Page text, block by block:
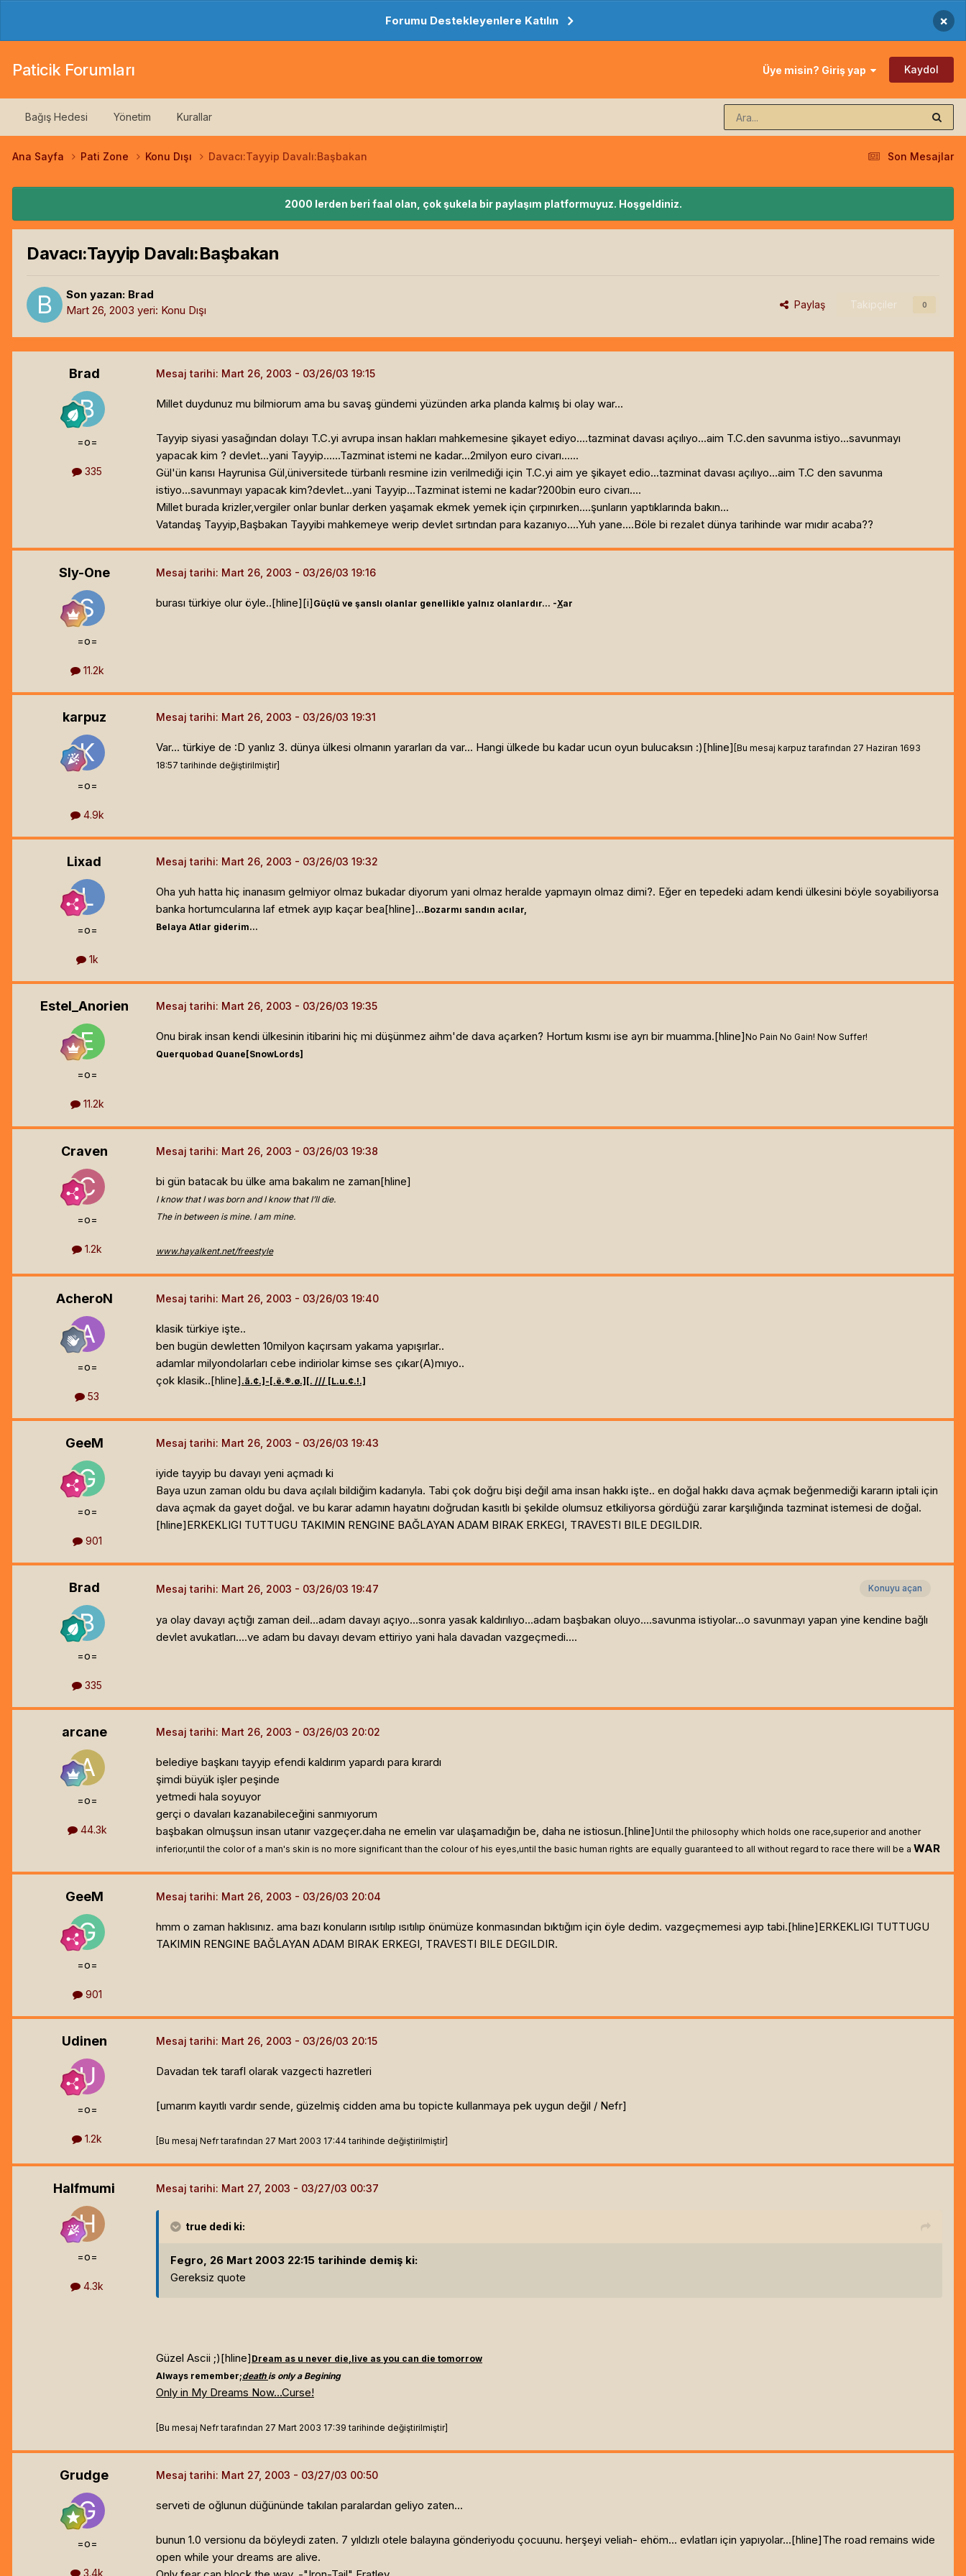
Forumu Destekleyenlere Katılın ×
Paticik Forumları Üye misin? Giriş yap Kaydol
Bağış Hedesi Yönetim Kurallar
Son Mesajlar
Ana Sayfa Pati Zone Konu Dışı Davacı:Tayyip Davalı:Başbakan
2000 lerden beri faal olan, çok şukela bir paylaşım platformuyuz. Hoşgeldiniz.
Davacı:Tayyip Davalı:Başbakan
Son yazan: Brad
Mart 26, 2003 yeri: Konu Dışı Paylaş Takipçiler 0
Brad
=o=
335
Mesaj tarihi: Mart 26, 2003
Millet duydunuz mu bilmiorum ama bu savaş gündemi yüzünden arka planda kalmış bi olay war...
Tayyip siyasi yasağından dolayı T.C.yi avrupa insan hakları mahkemesine şikayet ediyo....tazminat davası açılıyo...aim T.C.den savunma istiyo...savunmayı
yapacak kim ? devlet...yani Tayyip......Tazminat istemi ne kadar...2milyon euro civarı......
Gül'ün karısı Hayrunisa Gül,üniversitede türbanlı resmine izin verilmediği için T.C.yi aim ye şikayet edio...tazminat davası açılıyo...aim T.C den savunma
istiyo...savunmayı yapacak kim?devlet...yani Tayyip...Tazminat istemi ne kadar?200bin euro civarı....
Millet burada krizler,vergiler onlar bunlar derken yaşamak ekmek yemek için çırpınırken....şunların yaptıklarında bakın...
Vatandaş Tayyip,Başbakan Tayyibi mahkemeye werip devlet sırtından para kazanıyo....Yuh yane....Böle bi rezalet dünya tarihinde war mıdır acaba??
Sly-One
=o=
11.2k
Mesaj tarihi: Mart 26, 2003
burası türkiye olur öyle..[hline][i] Güçlü ve şanslı olanlar genellikle yalnız olanlardır... -Xar
karpuz
=o=
4.9k
Mesaj tarihi: Mart 26, 2003
Var... türkiye de :D yanlız 3. dünya ülkesi olmanın yararları da var... Hangi ülkede bu kadar ucun oyun bulucaksın :)[hline] [Bu mesaj karpuz tarafından 27 Haziran 1693
18:57 tarihinde değiştirilmiştir]
Lixad
=o=
1k
Mesaj tarihi: Mart 26, 2003
Oha yuh hatta hiç inanasım gelmiyor olmaz bukadar diyorum yani olmaz heralde yapmayın olmaz dimi?. Eğer en tepedeki adam kendi ülkesini böyle soyabiliyorsa
banka hortumcularına laf etmek ayıp kaçar bea[hline] ...Bozarmı sandın acılar,
Belaya Atlar giderim...
Estel_Anorien
=o=
11.2k
Mesaj tarihi: Mart 26, 2003
Onu birak insan kendi ülkesinin itibarini hiç mi düşünmez aihm'de dava açarken? Hortum kısmı ise ayrı bir muamma.[hline]No Pain No Gain! Now Suffer!
Querquobad Quane[SnowLords]
Craven
=o=
1.2k
Mesaj tarihi: Mart 26, 2003
bi gün batacak bu ülke ama bakalım ne zaman[hline]
I know that I was born and I know that I’ll die.
The in between is mine. I am mine.
www.hayalkent.net/freestyle
AcheroN
=o=
53
Mesaj tarihi: Mart 26, 2003
klasik türkiye işte..
ben bugün dewletten 10milyon kaçırsam yakama yapışırlar..
adamlar milyondolarları cebe indiriolar kimse ses çıkar(A)mıyo..
çok klasik..[hline] .ã.¢.]-[.ë.®.ø.][. /// [L.u.¢.!.]
GeeM
=o=
901
Mesaj tarihi: Mart 26, 2003
iyide tayyip bu davayı yeni açmadı ki
Baya uzun zaman oldu bu dava açılalı bildiğim kadarıyla. Tabi çok doğru bişi değil ama insan hakkı işte.. en doğal hakkı dava açmak beğenmediği kararın iptali için
dava açmak da gayet doğal. ve bu karar adamın hayatını doğrudan kasıtlı bi şekilde olumsuz etkiliyorsa gördüğü zarar karşılığında tazminat istemesi de doğal.
[hline]ERKEKLIGI TUTTUGU TAKIMIN RENGINE BAĞLAYAN ADAM BIRAK ERKEGI, TRAVESTI BILE DEGILDIR.
Brad
=o=
335
Konuyu açan
Mesaj tarihi: Mart 26, 2003
ya olay davayı açtığı zaman deil...adam davayı açıyo...sonra yasak kaldırılıyo...adam başbakan oluyo....savunma istiyolar...o savunmayı yapan yine kendine bağlı
devlet avukatları....ve adam bu davayı devam ettiriyo yani hala davadan vazgeçmedi....
arcane
=o=
44.3k
Mesaj tarihi: Mart 26, 2003
belediye başkanı tayyip efendi kaldırım yapardı para kırardı
şimdi büyük işler peşinde
yetmedi hala soyuyor
gerçi o davaları kazanabileceğini sanmıyorum
başbakan olmuşsun insan utanır vazgeçer.daha ne emelin var ulaşamadığın be, daha ne istiosun.[hline]Until the philosophy which holds one race,superior and another
inferior,until the color of a man's skin is no more significant than the colour of his eyes,until the basic human rights are equally guaranteed to all without regard to race there will be a WAR
GeeM
=o=
901
Mesaj tarihi: Mart 26, 2003
hmm o zaman haklısınız. ama bazı konuların ısıtılıp ısıtılıp önümüze konmasından bıktığım için öyle dedim. vazgeçmemesi ayıp tabi.[hline]ERKEKLIGI TUTTUGU
TAKIMIN RENGINE BAĞLAYAN ADAM BIRAK ERKEGI, TRAVESTI BILE DEGILDIR.
Udinen
=o=
1.2k
Mesaj tarihi: Mart 26, 2003
Davadan tek tarafl olarak vazgecti hazretleri
[umarım kayıtlı vardır sende, güzelmiş cidden ama bu topicte kullanmaya pek uygun değil / Nefr]
[Bu mesaj Nefr tarafından 27 Mart 2003 17:44 tarihinde değiştirilmiştir]
Halfmumi
=o=
4.3k
Mesaj tarihi: Mart 27, 2003
true dedi ki:
Fegro, 26 Mart 2003 22:15 tarihinde demiş ki:
Gereksiz quote
Güzel Ascii ;)[hline] Dream as u never die,live as you can die tomorrow
Always remember;deathis only a Begining
Only in My Dreams Now...Curse!
[Bu mesaj Nefr tarafından 27 Mart 2003 17:39 tarihinde değiştirilmiştir]
Grudge
=o=
3.4k
Mesaj tarihi: Mart 27, 2003
serveti de oğlunun düğününde takılan paralardan geliyo zaten...
bunun 1.0 versionu da böyleydi zaten. 7 yıldızlı otele balayına gönderiyodu çocuunu. herşeyi veliah- ehöm... evlatları için yapıyolar...[hline]The road remains wide
open while your dreams are alive.